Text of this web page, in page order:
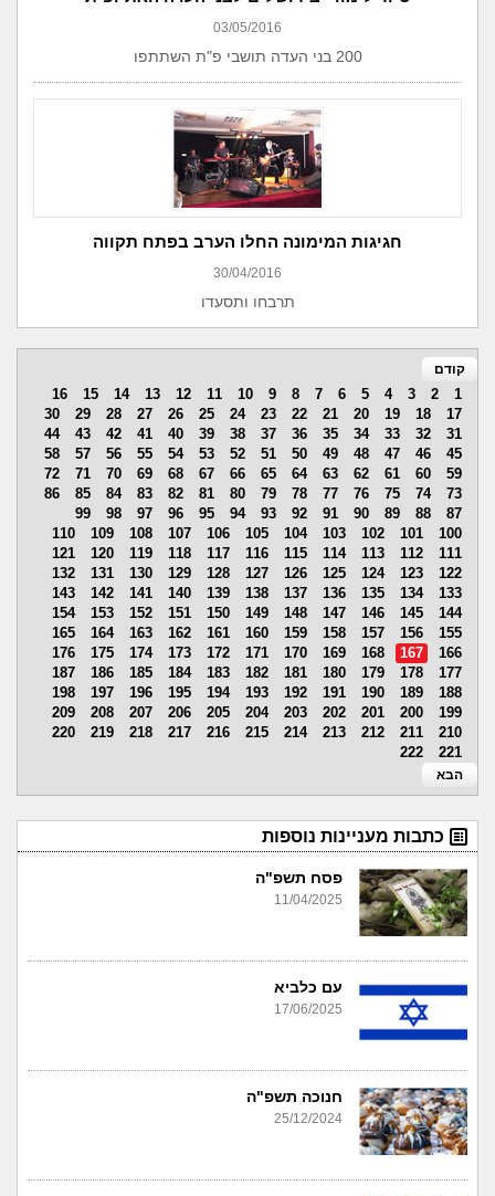
03/05/2016
200 בני העדה תושבי פ"ת השתתפו
חגיגות המימונה החלו הערב בפתח תקווה
30/04/2016
תרבחו ותסעדו
קודם
1
2
3
4
5
6
7
8
9
10
11
12
13
14
15
16
17
18
19
20
21
22
23
24
25
26
27
28
29
30
31
32
33
34
35
36
37
38
39
40
41
42
43
44
45
46
47
48
49
50
51
52
53
54
55
56
57
58
59
60
61
62
63
64
65
66
67
68
69
70
71
72
73
74
75
76
77
78
79
80
81
82
83
84
85
86
87
88
89
90
91
92
93
94
95
96
97
98
99
100
101
102
103
104
105
106
107
108
109
110
111
112
113
114
115
116
117
118
119
120
121
122
123
124
125
126
127
128
129
130
131
132
133
134
135
136
137
138
139
140
141
142
143
144
145
146
147
148
149
150
151
152
153
154
155
156
157
158
159
160
161
162
163
164
165
166
167
168
169
170
171
172
173
174
175
176
177
178
179
180
181
182
183
184
185
186
187
188
189
190
191
192
193
194
195
196
197
198
199
200
201
202
203
204
205
206
207
208
209
210
211
212
213
214
215
216
217
218
219
220
221
222
הבא
כתבות מעניינות נוספות
פסח תשפ"ה
11/04/2025
עם כלביא
17/06/2025
חנוכה תשפ"ה
25/12/2024